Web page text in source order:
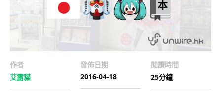
作者
艾露貓
發佈日期
2016-04-18
閱讀時間
25分鐘